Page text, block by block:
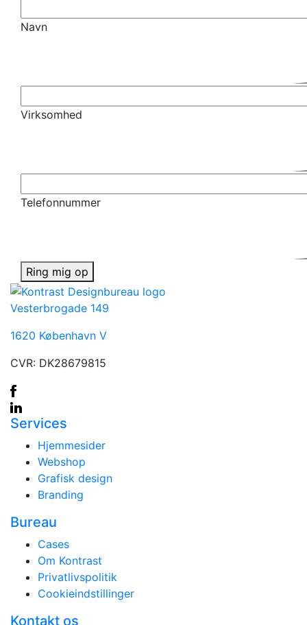
Navn
Virksomhed
Telefonnummer
Ring mig op
Vesterbrogade 149
1620 København V
CVR: DK28679815
Services
Hjemmesider
Webshop
Grafisk design
Branding
Bureau
Cases
Om Kontrast
Privatlivspolitik
Cookieindstillinger
Kontakt os